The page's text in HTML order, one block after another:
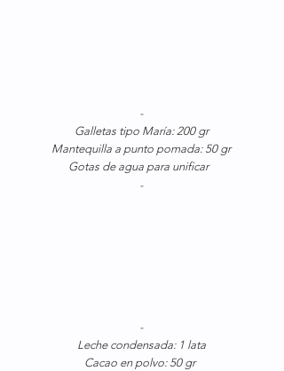
-
Galletas tipo María: 200 gr
Mantequilla a punto pomada: 50 gr
Gotas de agua para unificar
-
-
Leche condensada: 1 lata
Cacao en polvo: 50 gr